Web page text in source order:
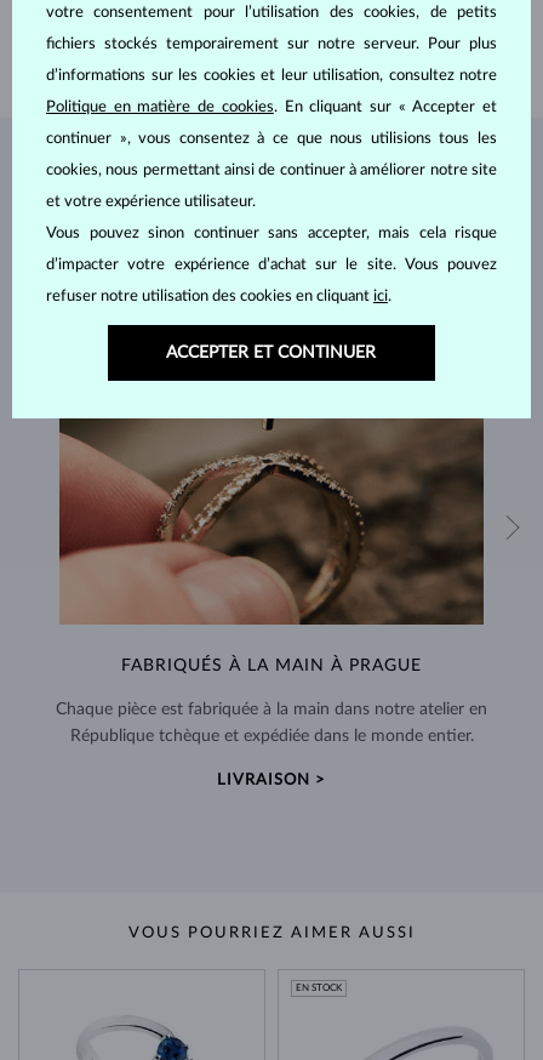
BIJOUX DEL'ATELIER KLENOTA
FABRIQUÉS À LA MAIN À PRAGUE
Chaque pièce est fabriquée à la main dans notre atelier en
République tchèque et expédiée dans le monde entier.
LIVRAISON >
VOUS POURRIEZ AIMER AUSSI
EN STOCK
votre consentement pour l’utilisation des cookies, de petits
fichiers stockés temporairement sur notre serveur. Pour plus
d’informations sur les cookies et leur utilisation, consultez notre
Politique en matière de cookies. En cliquant sur « Accepter et
continuer », vous consentez à ce que nous utilisions tous les
cookies, nous permettant ainsi de continuer à améliorer notre site
et votre expérience utilisateur.
Vous pouvez sinon continuer sans accepter, mais cela risque
d’impacter votre expérience d’achat sur le site. Vous pouvez
refuser notre utilisation des cookies en cliquant ici.
ACCEPTER ET CONTINUER